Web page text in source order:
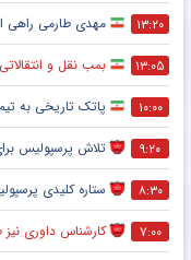
۱۳:۲۰ مهدی طارمی راهی
۱۳:۰۵ بمب نقل و
۱۰:۰۰ پاتک تاریخی به تیم
۹:۲۰ تلاش پرسپولیس
۸:۳۰ ستاره کلیدی
۷:۰۰ کارشناس داوری